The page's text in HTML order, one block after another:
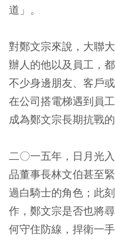
道」。
對鄭文宗來說，大聯
辦人的他以及員工，
不少身邊朋友、客戶
在公司搭電梯遇到員
成為鄭文宗長期抗戰
二〇一五年，日月光
品董事長林文伯甚至
過白騎士的角色；此
作，鄭文宗是否也將
何守住防線，捍衛一